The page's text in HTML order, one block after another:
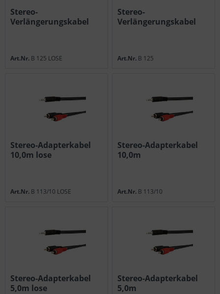
Stereo-
Verlängerungskabel
Art.Nr. B 125 LOSE
Stereo-
Verlängerungskabel
Art.Nr. B 125
Stereo-Adapterkabel
10,0m lose
Art.Nr. B 113/10 LOSE
Stereo-Adapterkabel
10,0m
Art.Nr. B 113/10
Stereo-Adapterkabel
5,0m lose
Stereo-Adapterkabel
5,0m